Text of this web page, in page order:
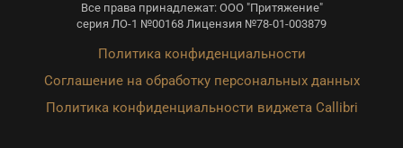
Все права принадлежат: ООО "Притяжение"
серия ЛО-1 №00168 Лицензия №78-01-003879
Политика конфиденциальности
Соглашение на обработку персональных данных
Политика конфиденциальности виджета Callibri